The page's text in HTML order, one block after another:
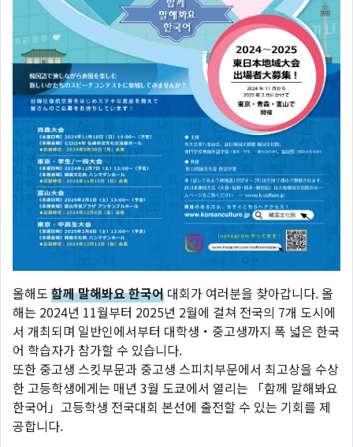
올해도 함께 말해봐요 한국어 대회가 여러분을 찾아갑니다. 올
해는 2024년 11월부터 2025년 2월에 걸쳐 전국의 7개 도시에
서 개최되며 일반인에서부터 대학생・중고생까지 폭 넓은 한국
어 학습자가 참가할 수 있습니다.
또한 중고생 스킷부문과 중고생 스피치부문에서 최고상을 수상
한 고등학생에게는 매년 3월 도쿄에서 열리는 「함께 말해봐요
한국어」고등학생 전국대회 본선에 출전할 수 있는 기회를 제
공합니다.